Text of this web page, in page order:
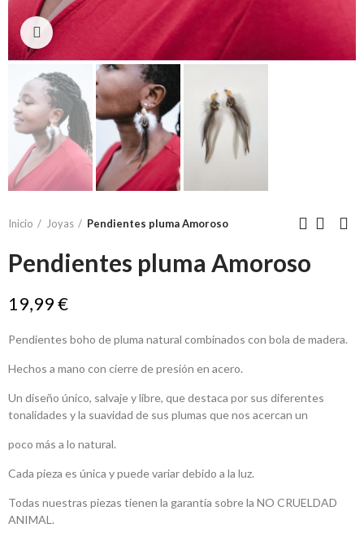
Ampliar
Inicio Joyas Pendientes pluma Amoroso
Pendientes pluma Amoroso
19,99 €
Pendientes boho de pluma natural combinados con bola de madera.
Hechos a mano con cierre de presión en acero.
Un diseño único, salvaje y libre, que destaca por sus diferentes
tonalidades y la suavidad de sus plumas que nos acercan un
poco más a lo natural.
Cada pieza es única y puede variar debido a la luz.
Todas nuestras piezas tienen la garantía sobre la NO CRUELDAD
ANIMAL.